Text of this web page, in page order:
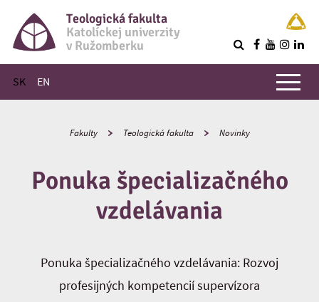
Teologická fakulta
Katolíckej univerzity
v Ružomberku
SK EN
Hlavné menu
Fakulty Teologická fakulta Novinky
Ponuka špecializačného
vzdelávania
Ponuka špecializačného vzdelávania: Rozvoj
profesijných kompetencií supervízora